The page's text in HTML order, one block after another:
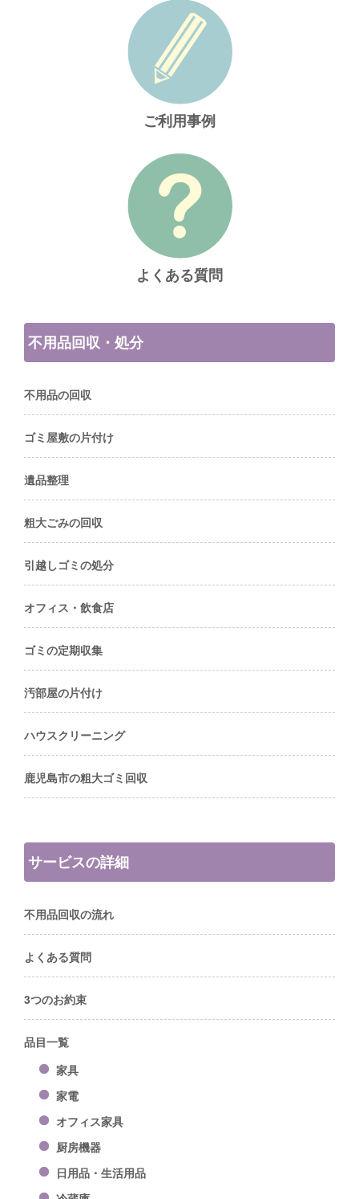
ご利用事例
よくある質問
不用品回収・処分
不用品の回収
ゴミ屋敷の片付け
遺品整理
粗大ごみの回収
引越しゴミの処分
オフィス・飲食店
ゴミの定期収集
汚部屋の片付け
ハウスクリーニング
鹿児島市の粗大ゴミ回収
サービスの詳細
不用品回収の流れ
よくある質問
3つのお約束
品目一覧
家具
家電
オフィス家具
厨房機器
日用品・生活用品